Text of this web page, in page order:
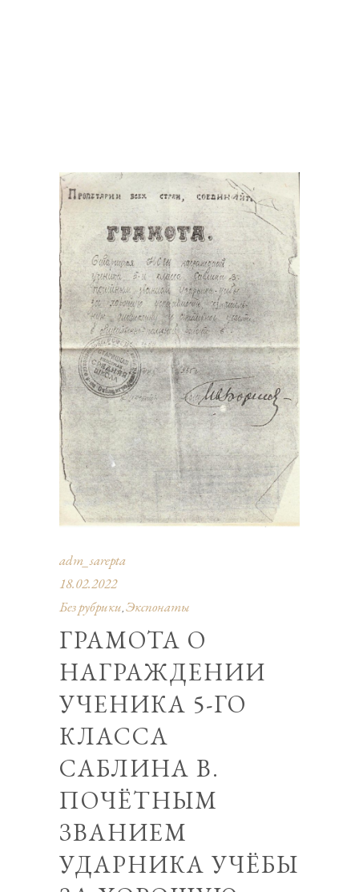
adm_sarepta
18.02.2022
Без рубрики, Экспонаты
ГРАМОТА О
НАГРАЖДЕНИИ
УЧЕНИКА 5-ГО
КЛАССА
САБЛИНА В.
ПОЧЁТНЫМ
ЗВАНИЕМ
УДАРНИКА УЧЁБЫ